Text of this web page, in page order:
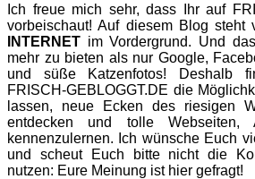
Ich freue mich sehr, dass Ihr auf
vorbeischaut! Auf diesem Blog steht
INTERNET im Vordergrund. Und
mehr zu bieten als nur Google,
und süße Katzenfotos! Deshalb
FRISCH-GEBLOGGT.DE die
lassen, neue Ecken des riesigen
entdecken und tolle Webseiten,
kennenzulernen. Ich wünsche Euch
und scheut Euch bitte nicht die
nutzen: Eure Meinung ist hier gefragt!